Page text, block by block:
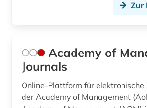
british academy (1)
browser (1)
Zur
Academy of
Journals
Online-Plattform für
der Academy of Management (AoM).